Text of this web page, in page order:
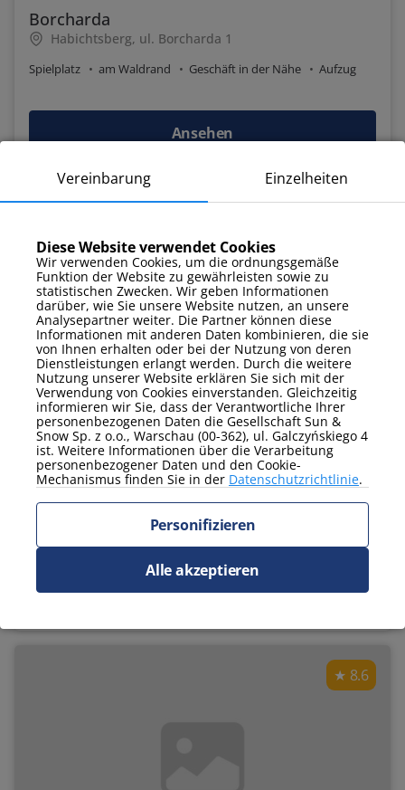
Borcharda
Habichtsberg, ul. Borcharda 1
Spielplatz am Waldrand Geschäft in der Nähe Aufzug
Ansehen
Preis je Nacht von:229 PLN
Sanatoryjna
Habichtsberg, ul. Sanatoryjna 2-4
Geschäft in der Nähe Aufzug
Ansehen
8.6
Vereinbarung Einzelheiten
Diese Website verwendet Cookies
Wir verwenden Cookies, um die ordnungsgemäße
Funktion der Website zu gewährleisten sowie zu
statistischen Zwecken. Wir geben Informationen
darüber, wie Sie unsere Website nutzen, an unsere
Analysepartner weiter. Die Partner können diese
Informationen mit anderen Daten kombinieren, die sie
von Ihnen erhalten oder bei der Nutzung von deren
Dienstleistungen erlangt werden. Durch die weitere
Nutzung unserer Website erklären Sie sich mit der
Verwendung von Cookies einverstanden. Gleichzeitig
informieren wir Sie, dass der Verantwortliche Ihrer
personenbezogenen Daten die Gesellschaft Sun &
Snow Sp. z o.o., Warschau (00-362), ul. Galczyńskiego 4
ist. Weitere Informationen über die Verarbeitung
personenbezogener Daten und den Cookie-
Mechanismus finden Sie in der Datenschutzrichtlinie.
Personifizieren
Alle akzeptieren